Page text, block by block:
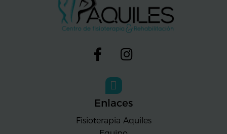
Enlaces
Fisioterapia Aquiles